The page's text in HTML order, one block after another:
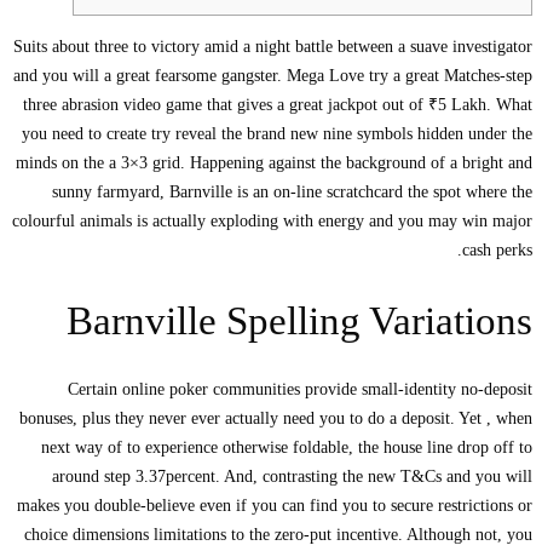
Suits about three to victory amid a night battle between a suave investigator
and you will a great fearsome gangster. Mega Love try a great Matches-step
three abrasion video game that gives a great jackpot out of ₹5 Lakh. What
you need to create try reveal the brand new nine symbols hidden under the
minds on the a 3×3 grid. Happening against the background of a bright and
sunny farmyard, Barnville is an on-line scratchcard the spot where the
colourful animals is actually exploding with energy and you may win major
cash perks.
Barnville Spelling Variations
Certain online poker communities provide small-identity no-deposit
bonuses, plus they never ever actually need you to do a deposit. Yet , when
next way of to experience otherwise foldable, the house line drop off to
around step 3.37percent. And, contrasting the new T&Cs and you will
makes you double-believe even if you can find you to secure restrictions or
choice dimensions limitations to the zero-put incentive. Although not, you